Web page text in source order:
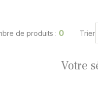
de produits : 0 Trier
Votre